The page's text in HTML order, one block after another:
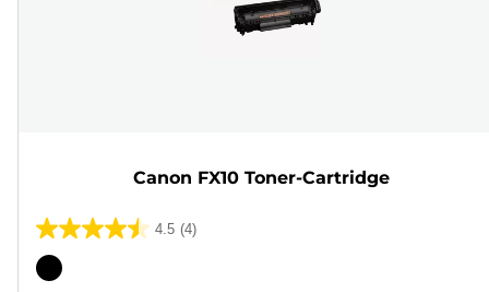
Canon FX10 Toner-Cartridge
4.5 (4)
4.5
von
Farbpatrone